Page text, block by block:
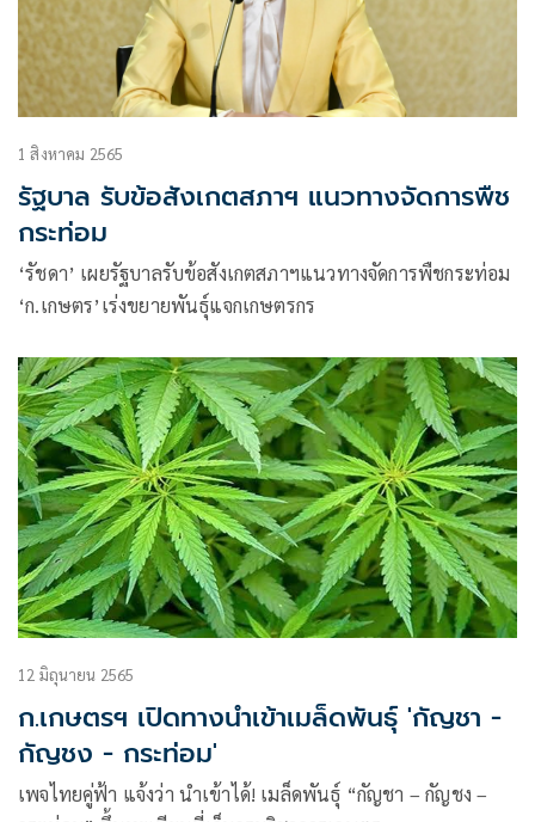
1 สิงหาคม 2565
รัฐบาล รับข้อสังเกตสภาฯ แนวทางจัดการพืช
กระท่อม
‘รัชดา’ เผยรัฐบาลรับข้อสังเกตสภาฯแนวทางจัดการพืชกระท่อม
‘ก.เกษตร’เร่งขยายพันธุ์แจกเกษตรกร
12 มิถุนายน 2565
ก.เกษตรฯ เปิดทางนำเข้าเมล็ดพันธุ์ 'กัญชา -
กัญชง - กระท่อม'
เพจไทยคู่ฟ้า แจ้งว่า นำเข้าได้! เมล็ดพันธุ์ “กัญชา – กัญชง –